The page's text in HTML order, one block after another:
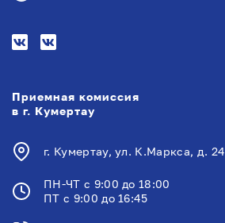
Приемная комиссия
в г. Кумертау
г. Кумертау, ул. К.Маркса, д. 24
ПН-ЧТ с 9:00 до 18:00
ПТ с 9:00 до 16:45